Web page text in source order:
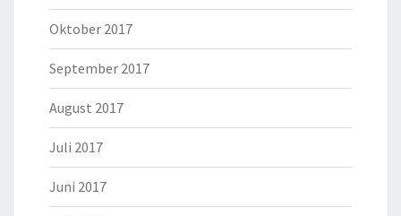
Oktober 2017
September 2017
August 2017
Juli 2017
Juni 2017